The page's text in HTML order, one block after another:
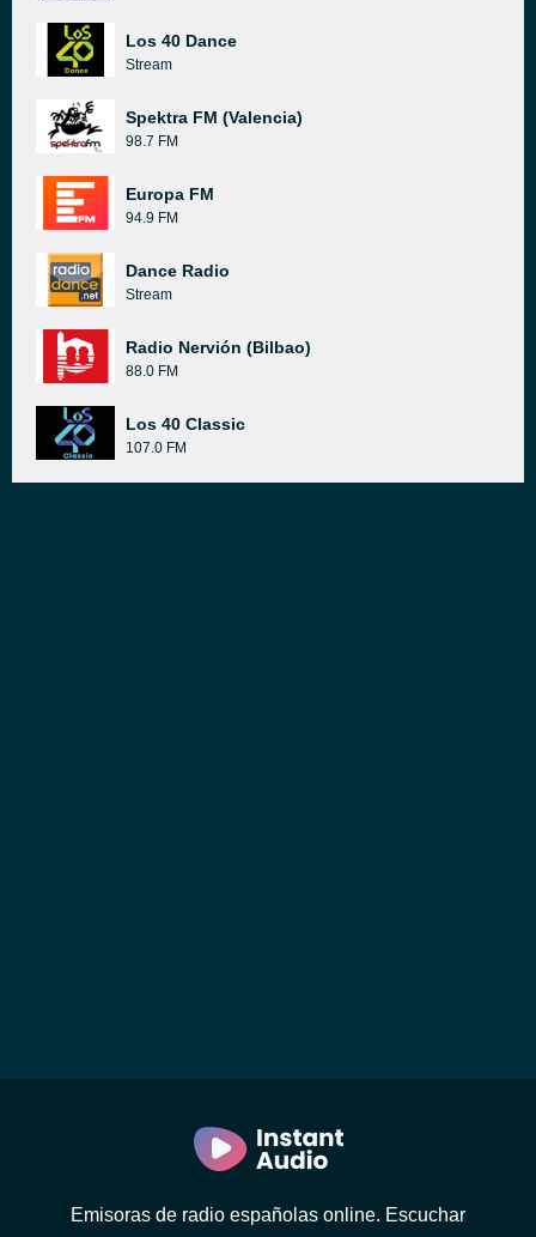
Los 40 Dance
Stream
Spektra FM (Valencia)
98.7 FM
Europa FM
94.9 FM
Dance Radio
Stream
Radio Nervión (Bilbao)
88.0 FM
Los 40 Classic
107.0 FM
Emisoras de radio españolas online. Escuchar